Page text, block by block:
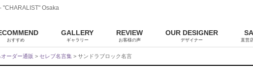
"CHARALIST" Osaka
おすすめ
GALLERY
ギャラリー
REVIEW
お客様の声
OUR DESIGNER
デザイナー 直営
ーダー通販 > セレブ名言集 > サンドラブロック名言